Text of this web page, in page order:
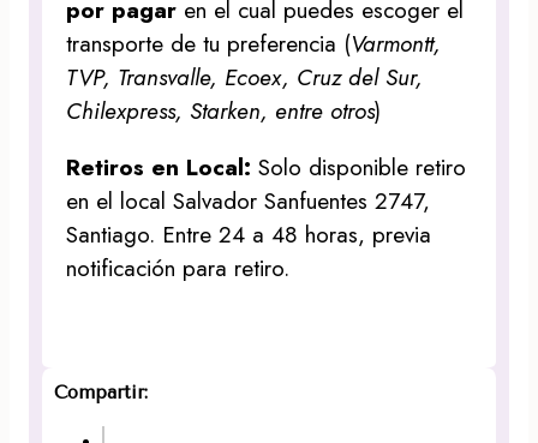
por pagar en el cual puedes escoger el
transporte de tu preferencia (Varmontt,
TVP, Transvalle, Ecoex, Cruz del Sur,
Chilexpress, Starken, entre otros)
Retiros en Local:Solo disponible retiro
en el local Salvador Sanfuentes 2747,
Santiago. Entre 24 a 48 horas, previa
notificación para retiro.
Compartir: